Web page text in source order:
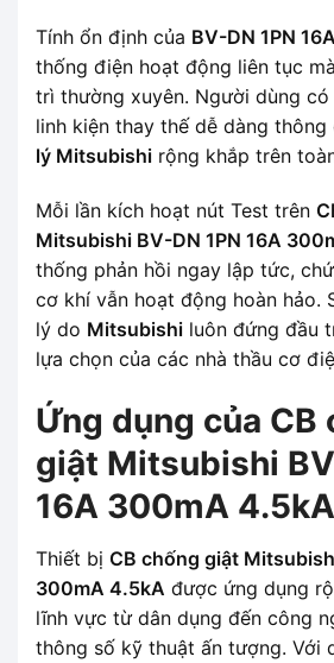
Tính ổn định của BV-DN 1PN
thống điện hoạt động liên tục
trì thường xuyên. Người dùng
linh kiện thay thế dễ dàng thông
lý Mitsubishi rộng khắp trên
Mỗi lần kích hoạt nút Test trên
Mitsubishi BV-DN 1PN 16A
thống phản hồi ngay lập tức,
cơ khí vẫn hoạt động hoàn hảo.
lý do Mitsubishi luôn đứng đầu
lựa chọn của các nhà thầu cơ
Ứng dụng của CB
giật Mitsubishi
16A 300mA 4.5kA
Thiết bị CB chống giật
300mA 4.5kA được ứng dụng
lĩnh vực từ dân dụng đến công
thông số kỹ thuật ấn tượng. Với